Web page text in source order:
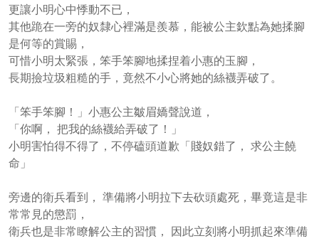
更讓小明心中悸動不已，
其他跪在一旁的奴隸心裡滿是羨慕，能被公主欽點為她揉腳
是何等的賞賜，
可惜小明太緊張，笨手笨腳地揉捏着小惠的玉腳，
長期撿垃圾粗糙的手，竟然不小心將她的絲襪弄破了。
「笨手笨腳！」小惠公主皺眉嬌聲說道，
「你啊， 把我的絲襪給弄破了！」
小明害怕得不得了，不停磕頭道歉「賤奴錯了， 求公主饒
命」
旁邊的衛兵看到， 準備將小明拉下去砍頭處死，畢竟這是非
常常見的懲罰，
衛兵也是非常瞭解公主的習慣， 因此立刻將小明抓起來準備